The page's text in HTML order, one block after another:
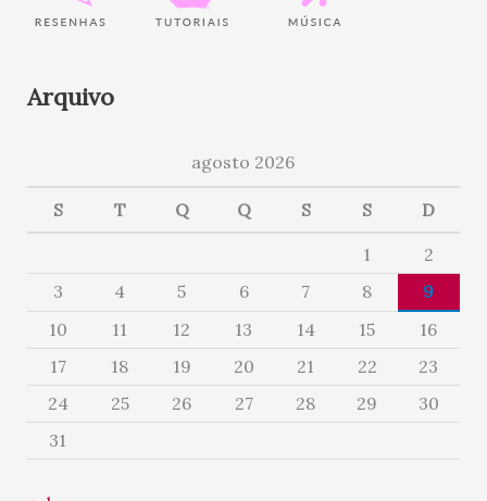
Arquivo
agosto 2026
S T Q Q S S D
1
2
3
4 5 6 7 8
9
10
11 12 13 14 15
16
17
18 19 20 21 22
23
24
25 26 27 28 29
30
31